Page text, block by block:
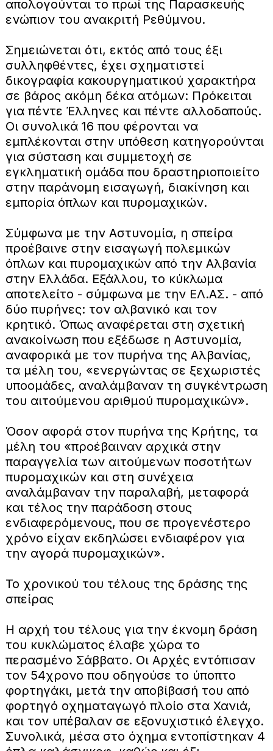
απολογούνται το πρωί της Παρασκευής
ενώπιον του ανακριτή Ρεθύμνου.
Σημειώνεται ότι, εκτός από τους έξι
συλληφθέντες, έχει σχηματιστεί
δικογραφία κακουργηματικού χαρακτήρα
σε βάρος ακόμη δέκα ατόμων: Πρόκειται
για πέντε Έλληνες και πέντε αλλοδαπούς.
Οι συνολικά 16 που φέρονται να
εμπλέκονται στην υπόθεση κατηγορούνται
για σύσταση και συμμετοχή σε
εγκληματική ομάδα που δραστηριοποιείτο
στην παράνομη εισαγωγή, διακίνηση και
εμπορία όπλων και πυρομαχικών.
Σύμφωνα με την Αστυνομία, η σπείρα
προέβαινε στην εισαγωγή πολεμικών
όπλων και πυρομαχικών από την Αλβανία
στην Ελλάδα. Εξάλλου, το κύκλωμα
αποτελείτο - σύμφωνα με την ΕΛ.ΑΣ. - από
δύο πυρήνες: τον αλβανικό και τον
κρητικό. Όπως αναφέρεται στη σχετική
ανακοίνωση που εξέδωσε η Αστυνομία,
αναφορικά με τον πυρήνα της Αλβανίας,
τα μέλη του, «ενεργώντας σε ξεχωριστές
υποομάδες, αναλάμβαναν τη συγκέντρωση
του αιτούμενου αριθμού πυρομαχικών».
Όσον αφορά στον πυρήνα της Κρήτης, τα
μέλη του «προέβαιναν αρχικά στην
παραγγελία των αιτούμενων ποσοτήτων
πυρομαχικών και στη συνέχεια
αναλάμβαναν την παραλαβή, μεταφορά
και τέλος την παράδοση στους
ενδιαφερόμενους, που σε προγενέστερο
χρόνο είχαν εκδηλώσει ενδιαφέρον για
την αγορά πυρομαχικών».
Το χρονικού του τέλους της δράσης της
σπείρας
Η αρχή του τέλους για την έκνομη δράση
του κυκλώματος έλαβε χώρα το
περασμένο Σάββατο. Οι Αρχές εντόπισαν
τον 54χρονο που οδηγούσε το ύποπτο
φορτηγάκι, μετά την αποβίβασή του από
φορτηγό οχηματαγωγό πλοίο στα Χανιά,
και τον υπέβαλαν σε εξονυχιστικό έλεγχο.
Συνολικά, μέσα στο όχημα εντοπίστηκαν 4